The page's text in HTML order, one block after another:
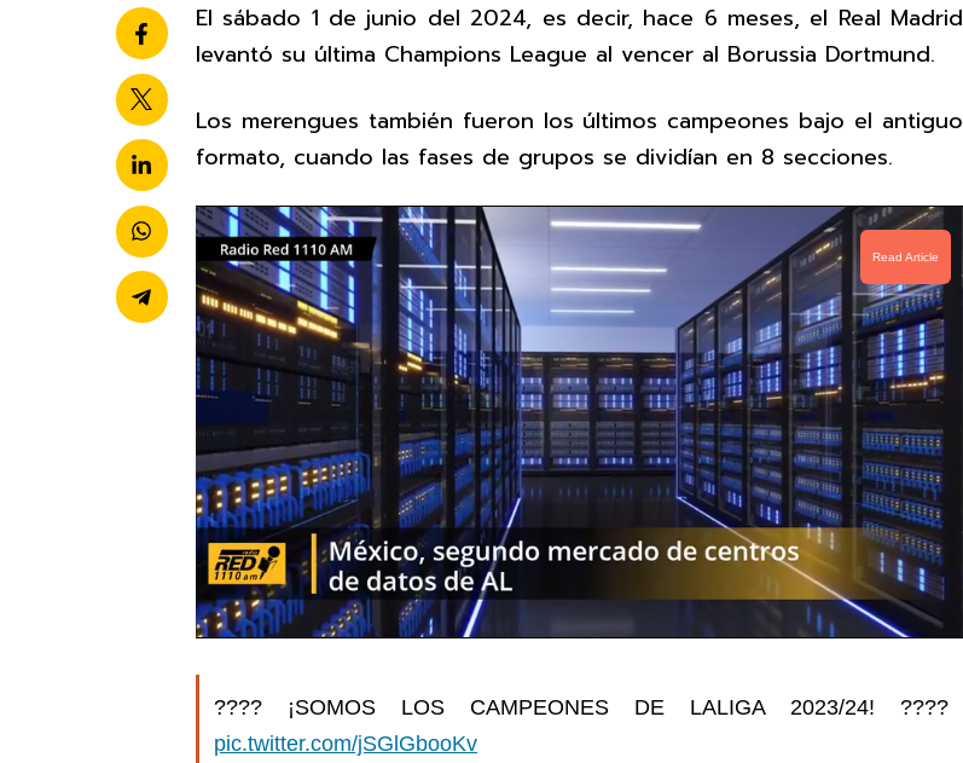
El sábado 1 de junio del 2024, es decir, hace 6 meses, el Real Madrid
levantó su última Champions League al vencer al Borussia Dortmund.
Los merengues también fueron los últimos campeones bajo el antiguo
formato, cuando las fases de grupos se dividían en 8 secciones.
Read Article
???? ¡SOMOS LOS CAMPEONES DE LALIGA 2023/24! ????
pic.twitter.com/jSGlGbooKv